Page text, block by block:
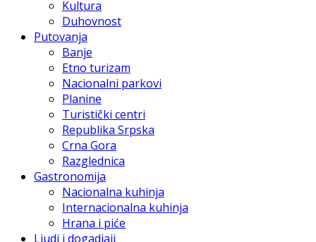
Kultura
Duhovnost
Putovanja
Banje
Etno turizam
Nacionalni parkovi
Planine
Turistički centri
Republika Srpska
Crna Gora
Razglednica
Gastronomija
Nacionalna kuhinja
Internacionalna kuhinja
Hrana i piće
Ljudi i dogadjaji